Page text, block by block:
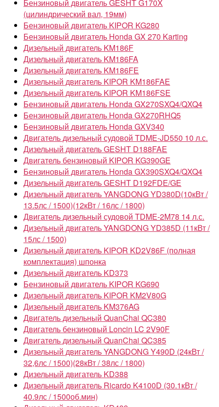
Бензиновый двигатель GESHT G170X
(цилиндрический вал, 19мм)
Бензиновый двигатель KIPOR KG280
Бензиновый двигатель Honda GX 270 Karting
Дизельный двигатель KM186F
Дизельный двигатель KM186FA
Дизельный двигатель KM186FE
Дизельный двигатель KIPOR KM186FAE
Дизельный двигатель KIPOR KM186FSE
Бензиновый двигатель Honda GX270SXQ4/QXQ4
Бензиновый двигатель Honda GX270RHQ5
Бензиновый двигатель Honda GXV340
Двигатель дизельный судовой TDME-JD550 10 л.с.
Дизельный двигатель GESHT D188FAE
Двигатель бензиновый KIPOR KG390GE
Бензиновый двигатель Honda GX390SXQ4/QXQ4
Дизельный двигатель GESHT D192FDE/GE
Дизельный двигатель YANGDONG YD380D(10кВт /
13.5лс / 1500)(12кВт / 16лс / 1800)
Двигатель дизельный судовой TDME-2M78 14 л.с.
Дизельный двигатель YANGDONG YD385D (11кВт /
15лс / 1500)
Дизельный двигатель KIPOR KD2V86F (полная
комплектация) шпонка
Дизельный двигатель KD373
Бензиновый двигатель KIPOR KG690
Дизельный двигатель KIPOR KM2V80G
Дизельный двигатель KM376AG
Двигатель дизельный QuanChai QC380
Двигатель бензиновый Loncin LC 2V90F
Двигатель дизельный QuanChai QC385
Дизельный двигатель YANGDONG Y490D (24кВт /
32,6лс / 1500)(28кВт / 38лс / 1800)
Дизельный двигатель KD388
Дизельный двигатель Ricardo K4100D (30.1кВт /
40.9лс / 1500об.мин)